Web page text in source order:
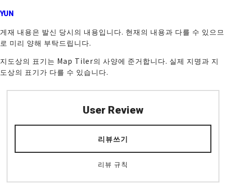
YUN
게재 내용은 발신 당시의 내용입니다. 현재의 내용과 다를 수 있으므
로 미리 양해 부탁드립니다.
지도상의 표기는 Map Tiler의 사양에 준거합니다. 실제 지명과 지
도상의 표기가 다를 수 있습니다.
User Review
리뷰쓰기
리뷰 규칙